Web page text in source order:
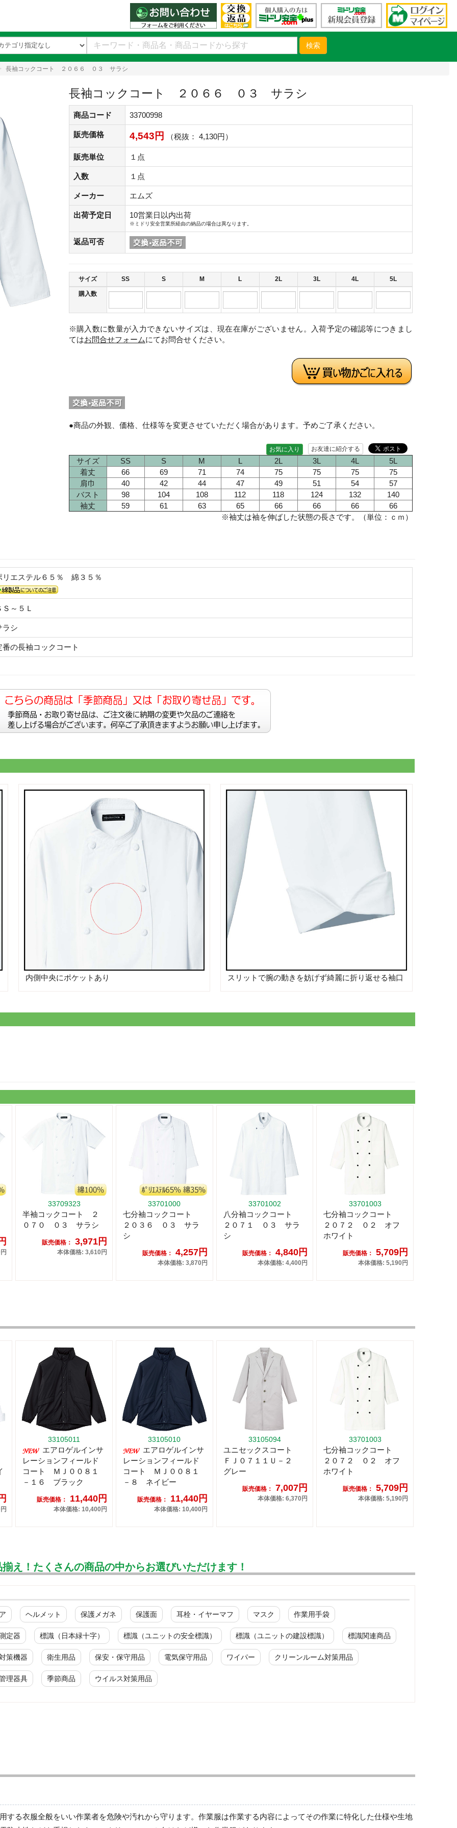
検索
長袖コックコート ２０６６ ０３ サラシ
長袖コックコート ２０６６ ０３ サラシ
商品コード 33700998
販売価格 4,543円 （税抜： 4,130円）
販売単位 １点
入数 １点
メーカー エムズ
出荷予定日 10営業日以内出荷
※ミドリ安全営業所経由の納品の場合は異なります。
返品可否
サイズ SS S M L 2L 3L 4L 5L
購入数
※購入数に数量が入力できないサイズは、現在在庫がございません。入荷予定の確認等につきまし
てはお問合せフォームにてお問合せください。
●商品の外観、価格、仕様等を変更させていただく場合があります。予めご了承ください。
お友達に紹介する
お気に入り
サイズ SS S M L 2L 3L 4L
5L
着丈
66 69 71 74 75 75 75
75
肩巾
40 42 44 47 49 51 54
57
バスト
98 104 108 112 118 124 132
140
袖丈
59 61 63 65 66 66 66
66
※袖丈は袖を伸ばした状態の長さです。（単位：ｃｍ）
リエステル６５％ 綿３５％
Ｓ～５Ｌ
ラシ
番の長袖コックコート
内側中央にポケットあり スリットで腕の動きを妨げず綺麗に折り返せる袖口
33709323
半袖コックコート ２
０７０ ０３ サラシ
販売価格： 3,971円
本体価格: 3,610円
33701000
七分袖コックコート
２０３６ ０３ サラ
シ
販売価格： 4,257円
本体価格: 3,870円
33701002
八分袖コックコート
２０７１ ０３ サラ
シ
販売価格： 4,840円
本体価格: 4,400円
33701003
七分袖コックコート
２０７２ ０２ オフ
ホワイト
販売価格： 5,709円
本体価格: 5,190円
33105011
エアロゲルインサ
レーションフィールド
コート ＭＪ００８１
－１６ ブラック
販売価格： 11,440円
本体価格: 10,400円
33105010
エアロゲルインサ
レーションフィールド
コート ＭＪ００８１
－８ ネイビー
販売価格： 11,440円
本体価格: 10,400円
33105094
ユニセックスコート
ＦＪ０７１１Ｕ－２
グレー
販売価格： 7,007円
本体価格: 6,370円
33701003
七分袖コックコート
２０７２ ０２ オフ
ホワイト
販売価格： 5,709円
本体価格: 5,190円
え！たくさんの商品の中からお選びいただけます！
ヘルメット 保護メガネ 保護面 耳栓・イヤーマフ マスク 作業用手袋
定器 標識（日本緑十字） 標識（ユニットの安全標識） 標識（ユニットの建設標識） 標識関連商品
策機器 衛生用品 保安・保守用品 電気保守用品 ワイパー クリーンルーム対策用品
理器具 季節商品 ウイルス対策用品
する衣服全般をいい作業者を危険や汚れから守ります。作業服は作業する内容によってその作業に特化した仕様や生地